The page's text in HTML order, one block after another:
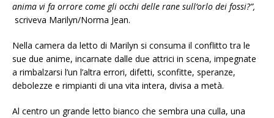
anima vi fa orrore come gli occhi delle rane sull’orlo dei fossi?”,
scriveva Marilyn/Norma Jean.
Nella camera da letto di Marilyn si consuma il conflitto tra le
sue due anime, incarnate dalle due attrici in scena, impegnate
a rimbalzarsi l’un l’altra errori, difetti, sconfitte, speranze,
debolezze e rimpianti di una vita intera, divisa a metà.
Al centro un grande letto bianco che sembra una culla, una